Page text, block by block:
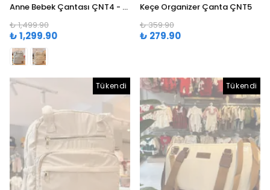
Anne Bebek Çantası ÇNT4 - Gri
₺ 1,499.90
₺ 1,299.90
Keçe Organizer Çanta ÇNT5
₺ 359.90
₺ 279.90
Tükendi Tükendi